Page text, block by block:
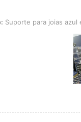
para joias azul escovado
Suporte para joias azul